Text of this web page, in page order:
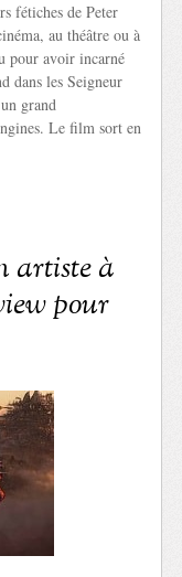
fétiches de Peter
au théâtre ou à
pour avoir incarné
dans les Seigneur
grand
Le film sort en
artiste à
pour